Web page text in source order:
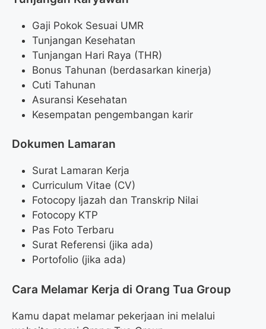
Gaji Pokok Sesuai UMR
Tunjangan Kesehatan
Tunjangan Hari Raya (THR)
Bonus Tahunan (berdasarkan kinerja)
Cuti Tahunan
Asuransi Kesehatan
Kesempatan pengembangan karir
Dokumen Lamaran
Surat Lamaran Kerja
Curriculum Vitae (CV)
Fotocopy Ijazah dan Transkrip Nilai
Fotocopy KTP
Pas Foto Terbaru
Surat Referensi (jika ada)
Portofolio (jika ada)
Cara Melamar Kerja di Orang Tua Group
Kamu dapat melamar pekerjaan ini melalui